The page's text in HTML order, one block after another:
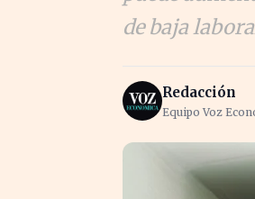
de baja
Redacción
Equipo Voz